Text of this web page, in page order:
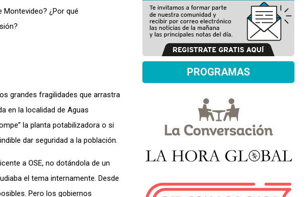
¿Por qué
grandes fragilidades que arrastra
en la localidad de Aguas
la planta potabilizadora o si
dar seguridad a la población.
a OSE, no dotándola de un
el tema internamente. Desde
Pero los gobiernos
PROGRAMAS